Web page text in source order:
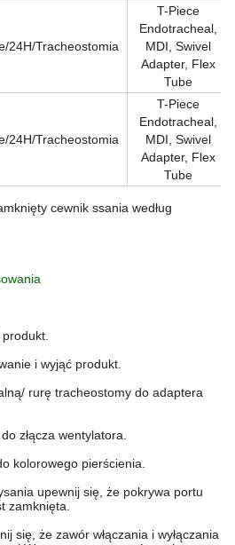
24H/Tracheostomia
T-Piece
Endotracheal,
MDI, Swivel
Adapter, Flex
Tube
24H/Tracheostomia
T-Piece
Endotracheal,
MDI, Swivel
Adapter, Flex
Tube
cewnik ssania według
i wyjąć produkt.
rurę tracheostomy do adaptera
złącza wentylatora.
kolorowego pierścienia.
upewnij się, że pokrywa portu
zamknięta.
się, że zawór włączania i wyłączania